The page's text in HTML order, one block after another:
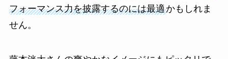
フォーマンス力を披露するのには最適かもしれま
せん。